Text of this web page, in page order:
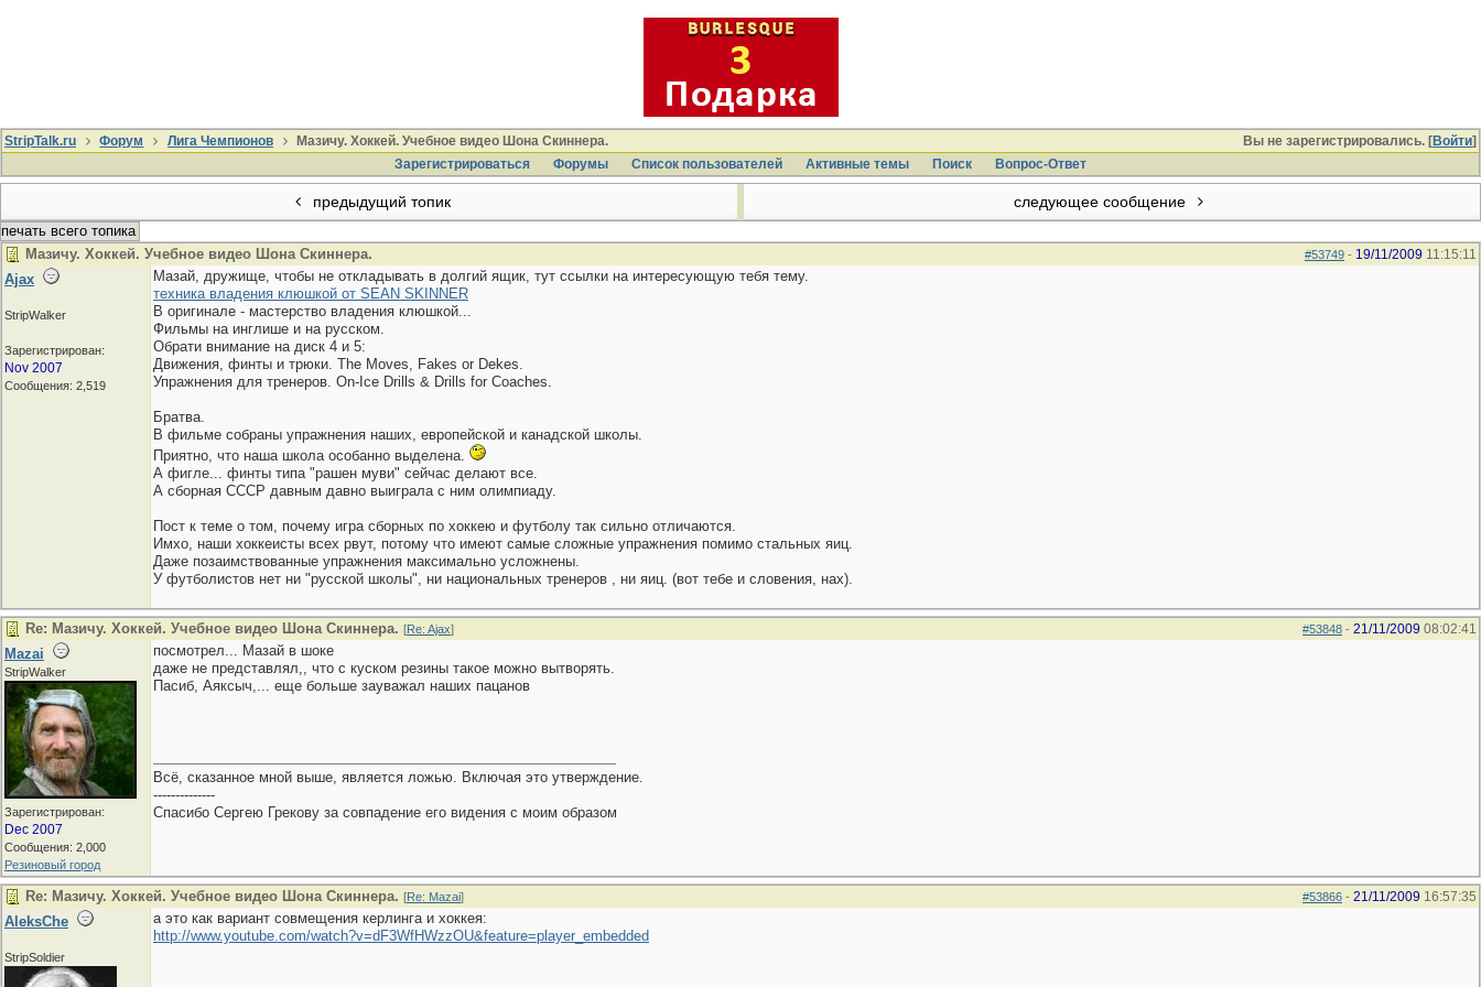
Вы не зарегистрировались. [Войти]
StripTalk.ru Форум Лига Чемпионов
Мазичу. Хоккей. Учебное видео Шона Скиннера.
Зарегистрироваться
Форумы Список пользователей Активные темы Поиcк Вопрос-Ответ
предыдущий топик следующее сообщение
печать всего топика
#53749 - 19/11/2009 11:15:11
Мазичу. Хоккей. Учебное видео Шона Скиннера.
Ajax
StripWalker
Зарегистрирован:
Nov 2007
Сообщения: 2,519
Мазай, дружище, чтобы не откладывать в долгий ящик, тут ссылки на интересующую тебя тему.
техника владения клюшкой от SEAN SKINNER
В оригинале - мастерство владения клюшкой...
Фильмы на инглише и на русском.
Обрати внимание на диск 4 и 5:
Движения, финты и трюки. The Moves, Fakes or Dekes.
Упражнения для тренеров. On-Ice Drills & Drills for Coaches.
Братва.
В фильме собраны упражнения наших, европейской и канадской школы.
Приятно, что наша школа особанно выделена.
А фигле... финты типа "рашен муви" сейчас делают все.
А сборная СССР давным давно выиграла с ним олимпиаду.
Пост к теме о том, почему игра сборных по хоккею и футболу так сильно отличаются.
Имхо, наши хоккеисты всех рвут, потому что имеют самые сложные упражнения помимо стальных яиц.
Даже позаимствованные упражнения максимально усложнены.
У футболистов нет ни "русской школы", ни национальных тренеров , ни яиц. (вот тебе и словения, нах).
#53848 - 21/11/2009 08:02:41
Re: Мазичу. Хоккей. Учебное видео Шона Скиннера. [Re: Ajax]
Mazai
StripWalker
Зарегистрирован:
Dec 2007
Сообщения: 2,000
Резиновый город
посмотрел... Мазай в шоке
даже не представлял,, что с куском резины такое можно вытворять.
Пасиб, Аяксыч,... еще больше зауважал наших пацанов
Всё, сказанное мной выше, является ложью. Включая это утверждение.
--------------
Спасибо Сергею Грекову за совпадение его видения с моим образом
#53866 - 21/11/2009 16:57:35
Re: Мазичу. Хоккей. Учебное видео Шона Скиннера. [Re: Mazai]
AleksChe
StripSoldier
а это как вариант совмещения керлинга и хоккея:
http://www.youtube.com/watch?v=dF3WfHWzzOU&feature=player_embedded